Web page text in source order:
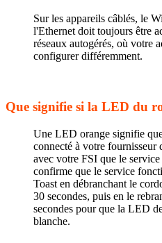
Sur les appareils câblés, le
l'Ethernet doit toujours être
réseaux autogérés, où votre
configurer différemment.
Que signifie si la LED du
Une LED orange signifie
connecté à votre fournisseur
avec votre FSI que le
confirme que le service
Toast en débranchant le
30 secondes, puis en le
secondes pour que la LED
blanche.